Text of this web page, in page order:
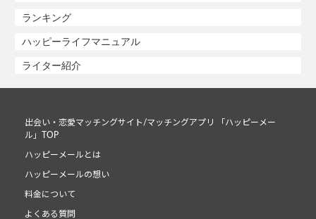
ランキング
ハッピーライフマニュアル
ライター紹介
出会い・恋愛マッチングサイト/マッチングアプリ 「ハッピーメー
ル」TOP
ハッピーメールとは
ハッピーメールの想い
料金について
よくある質問